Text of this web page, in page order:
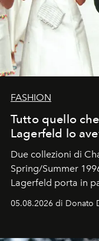
FASHION
Tutto quello
Lagerfeld lo
Due collezioni di
Spring/Summer
Lagerfeld porta in
Kate, Claudia e
05.08.2026 di Donato